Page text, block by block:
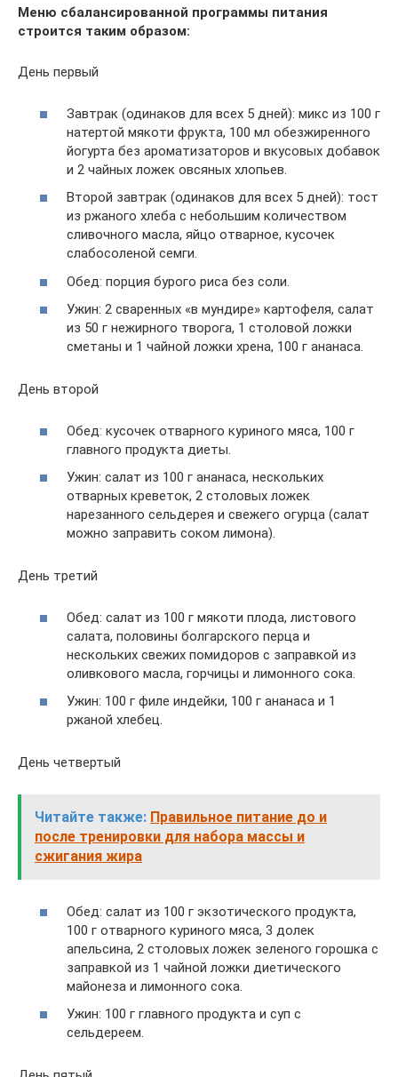
Меню сбалансированной программы питания
строится таким образом:
День первый
Завтрак (одинаков для всех 5 дней): микс из 100 г
натертой мякоти фрукта, 100 мл обезжиренного
йогурта без ароматизаторов и вкусовых добавок
и 2 чайных ложек овсяных хлопьев.
Второй завтрак (одинаков для всех 5 дней): тост
из ржаного хлеба с небольшим количеством
сливочного масла, яйцо отварное, кусочек
слабосоленой семги.
Обед: порция бурого риса без соли.
Ужин: 2 сваренных «в мундире» картофеля, салат
из 50 г нежирного творога, 1 столовой ложки
сметаны и 1 чайной ложки хрена, 100 г ананаса.
День второй
Обед: кусочек отварного куриного мяса, 100 г
главного продукта диеты.
Ужин: салат из 100 г ананаса, нескольких
отварных креветок, 2 столовых ложек
нарезанного сельдерея и свежего огурца (салат
можно заправить соком лимона).
День третий
Обед: салат из 100 г мякоти плода, листового
салата, половины болгарского перца и
нескольких свежих помидоров с заправкой из
оливкового масла, горчицы и лимонного сока.
Ужин: 100 г филе индейки, 100 г ананаса и 1
ржаной хлебец.
День четвертый
Читайте также: Правильное питание до и
после тренировки для набора массы и
сжигания жира
Обед: салат из 100 г экзотического продукта,
100 г отварного куриного мяса, 3 долек
апельсина, 2 столовых ложек зеленого горошка с
заправкой из 1 чайной ложки диетического
майонеза и лимонного сока.
Ужин: 100 г главного продукта и суп с
сельдереем.